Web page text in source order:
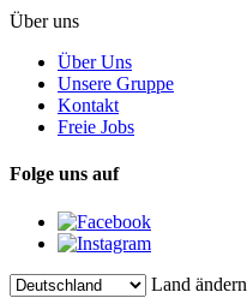
Über uns
Über Uns
Unsere Gruppe
Kontakt
Freie Jobs
Folge uns auf
Land ändern